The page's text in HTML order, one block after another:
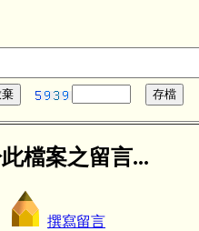
檔案之留言...
撰寫留言